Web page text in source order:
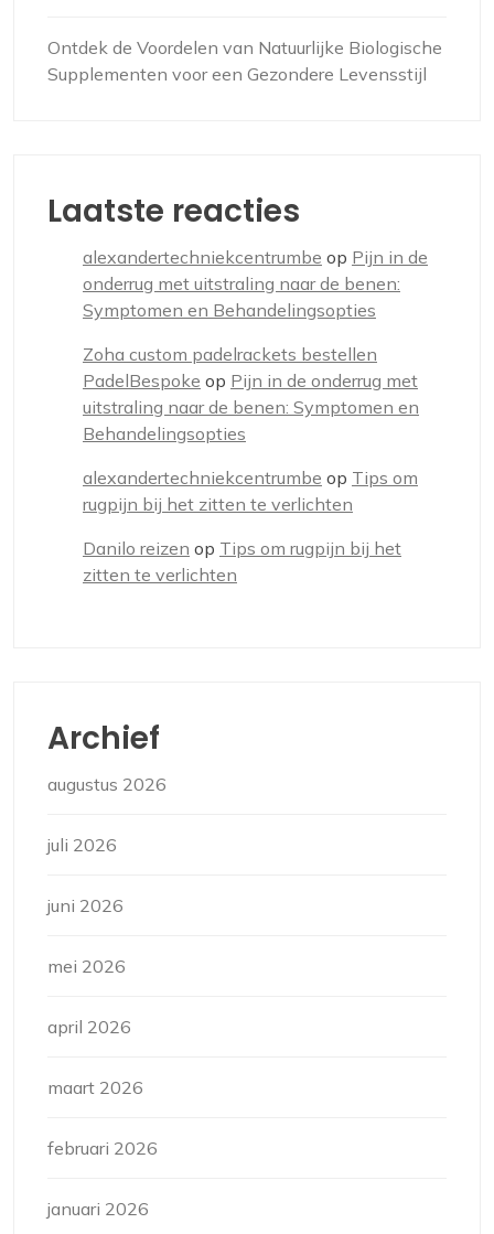
Ontdek de Voordelen van Natuurlijke Biologische
Supplementen voor een Gezondere Levensstijl
Laatste reacties
alexandertechniekcentrumbe op Pijn in de
onderrug met uitstraling naar de benen:
Symptomen en Behandelingsopties
Zoha custom padelrackets bestellen
PadelBespoke op Pijn in de onderrug met
uitstraling naar de benen: Symptomen en
Behandelingsopties
alexandertechniekcentrumbe op Tips om
rugpijn bij het zitten te verlichten
Danilo reizen op Tips om rugpijn bij het
zitten te verlichten
Archief
augustus 2026
juli 2026
juni 2026
mei 2026
april 2026
maart 2026
februari 2026
januari 2026